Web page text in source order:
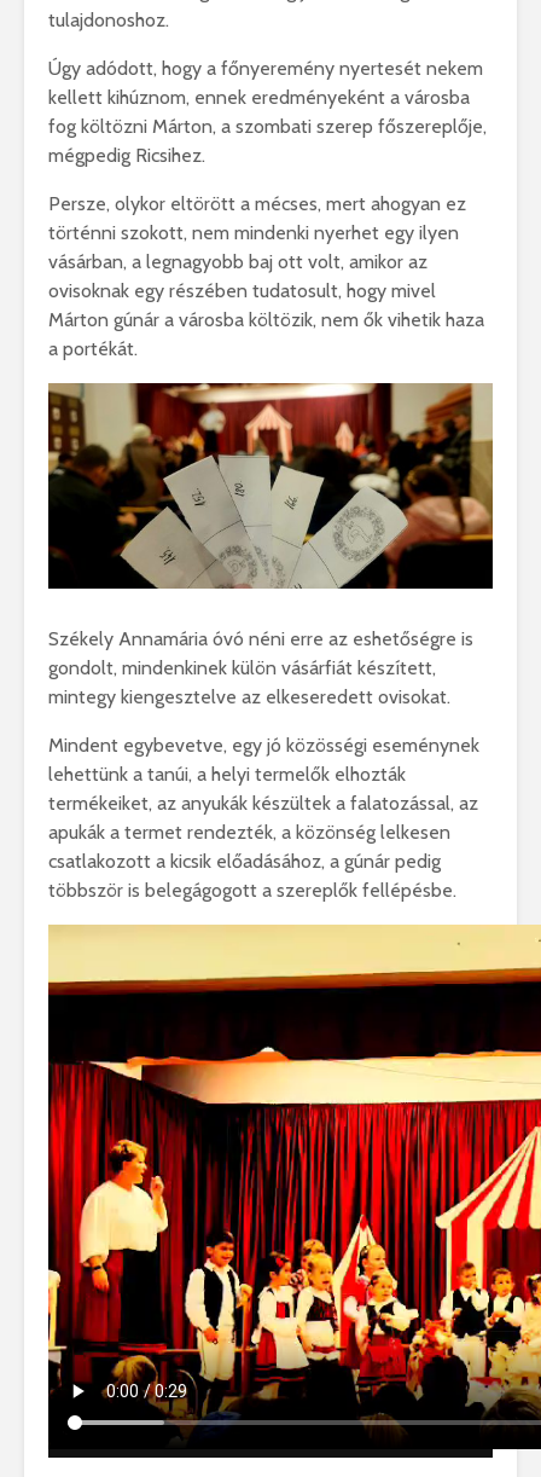
tulajdonoshoz.
Úgy adódott, hogy a főnyeremény nyertesét nekem
kellett kihúznom, ennek eredményeként a városba
fog költözni Márton, a szombati szerep főszereplője,
mégpedig Ricsihez.
Persze, olykor eltörött a mécses, mert ahogyan ez
történni szokott, nem mindenki nyerhet egy ilyen
vásárban, a legnagyobb baj ott volt, amikor az
ovisoknak egy részében tudatosult, hogy mivel
Márton gúnár a városba költözik, nem ők vihetik haza
a portékát.
Székely Annamária óvó néni erre az eshetőségre is
gondolt, mindenkinek külön vásárfiát készített,
mintegy kiengesztelve az elkeseredett ovisokat.
Mindent egybevetve, egy jó közösségi eseménynek
lehettünk a tanúi, a helyi termelők elhozták
termékeiket, az anyukák készültek a falatozással, az
apukák a termet rendezték, a közönség lelkesen
csatlakozott a kicsik előadásához, a gúnár pedig
többször is belegágogott a szereplők fellépésbe.